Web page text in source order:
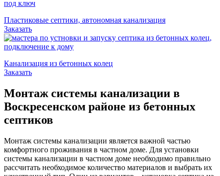
Пластиковые септики, автономная канализация
Заказать
Канализация из бетонных колец
Заказать
Монтаж системы канализации в
Воскресенском районе из бетонных
септиков
Монтаж системы канализации является важной частью
комфортного проживания в частном доме. Для установки
системы канализации в частном доме необходимо правильно
рассчитать необходимое количество материалов и выбрать их